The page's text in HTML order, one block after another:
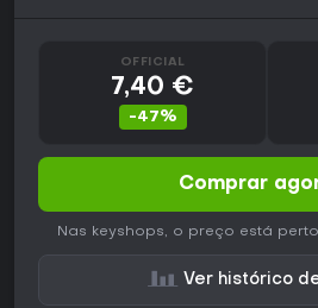
OFFICIAL
7,40 €
-47%
Comprar
Nas keyshops, o preço está
Ver histórico